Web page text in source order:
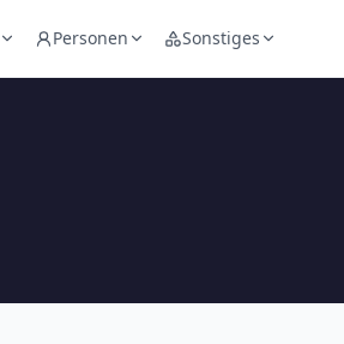
Personen Sonstiges